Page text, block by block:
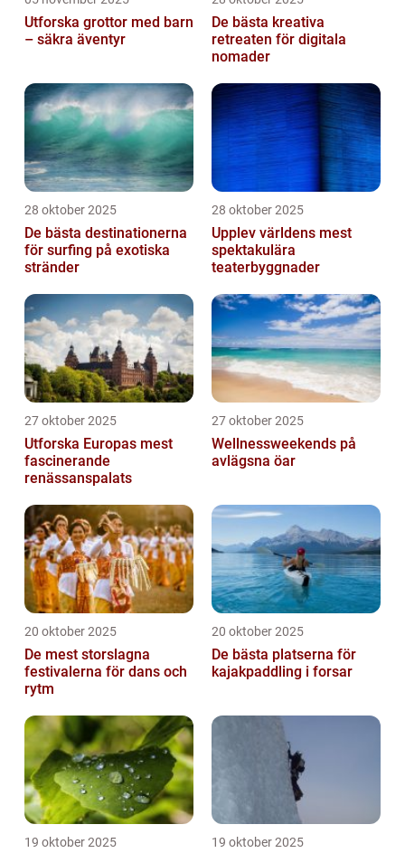
Utforska grottor med barn
– säkra äventyr
De bästa kreativa
retreaten för digitala
nomader
28 oktober 2025
De bästa destinationerna
för surfing på exotiska
stränder
28 oktober 2025
Upplev världens mest
spektakulära
teaterbyggnader
27 oktober 2025
Utforska Europas mest
fascinerande
renässanspalats
27 oktober 2025
Wellnessweekends på
avlägsna öar
20 oktober 2025
De mest storslagna
festivalerna för dans och
rytm
20 oktober 2025
De bästa platserna för
kajakpaddling i forsar
19 oktober 2025 19 oktober 2025